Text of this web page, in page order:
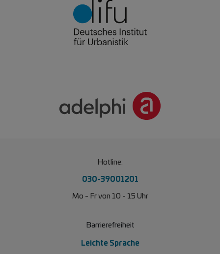
Hotline:
030-39001201
Mo - Fr von 10 - 15 Uhr
Barrierefreiheit
Leichte Sprache